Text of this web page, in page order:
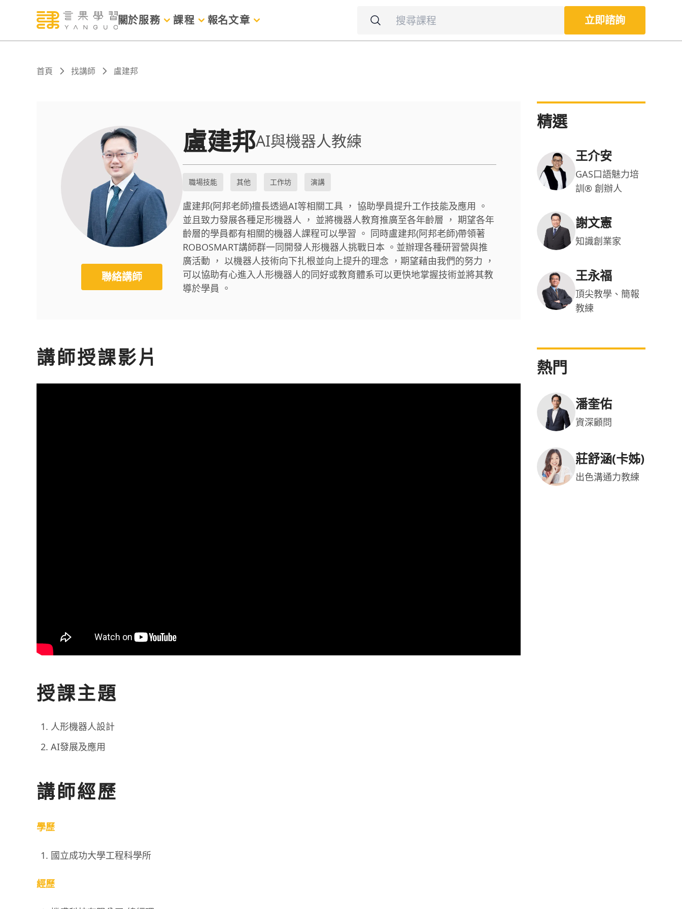
關於服務 課程 報名文章 立即諮詢
首頁 找講師 盧建邦
聯絡講師
盧建邦AI與機器人教練
職場技能 其他 工作坊 演講
盧建邦(阿邦老師)擅長透過AI等相關工具 ， 協助學員提升工作技能及應用 。
並且致力發展各種足形機器人 ， 並將機器人教育推廣至各年齡層 ， 期望各年
齡層的學員都有相關的機器人課程可以學習 。 同時盧建邦(阿邦老師)帶領著
ROBOSMART講師群一同開發人形機器人挑戰日本 。並辦理各種研習營與推
廣活動 ， 以機器人技術向下扎根並向上提升的理念 ，期望藉由我們的努力 ，
可以協助有心進入人形機器人的同好或教育體系可以更快地掌握技術並將其教
導於學員 。
講師授課影片
授課主題
人形機器人設計
AI發展及應用
講師經歷
學歷
國立成功大學工程科學所
經歷
精選
王介安
GAS口語魅力培
訓® 創辦人
謝文憲
知識創業家
王永福
頂尖教學、簡報
教練
熱門
潘奎佑
資深顧問
莊舒涵(卡姊)
出色溝通力教練